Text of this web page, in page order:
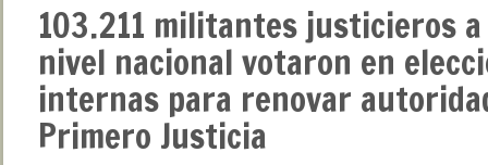
103.211 militantes justicieros a
nivel nacional votaron en
internas para renovar
Primero Justicia